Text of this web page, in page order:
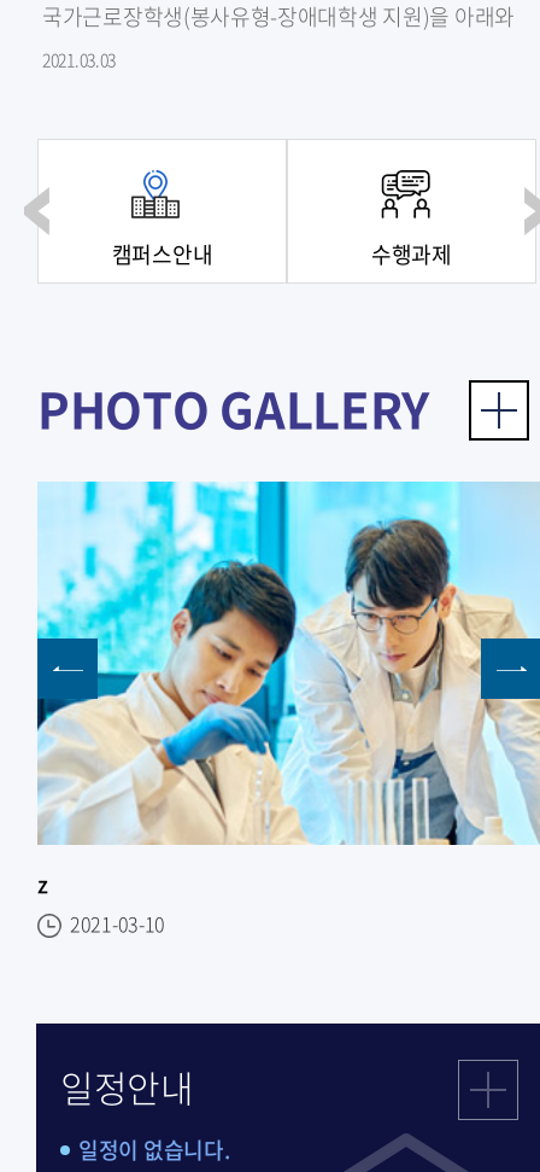
국가근로장학생(봉사유형-장애대학생 지원)을 아래와
같이 모집 중이니, 지원가능한 과목이 있는 학생은
센터로 연락..
2021.03.03
캠퍼스안내 수행과제
PHOTO GALLERY
z
2021-03-10
일정안내
일정이 없습니다.